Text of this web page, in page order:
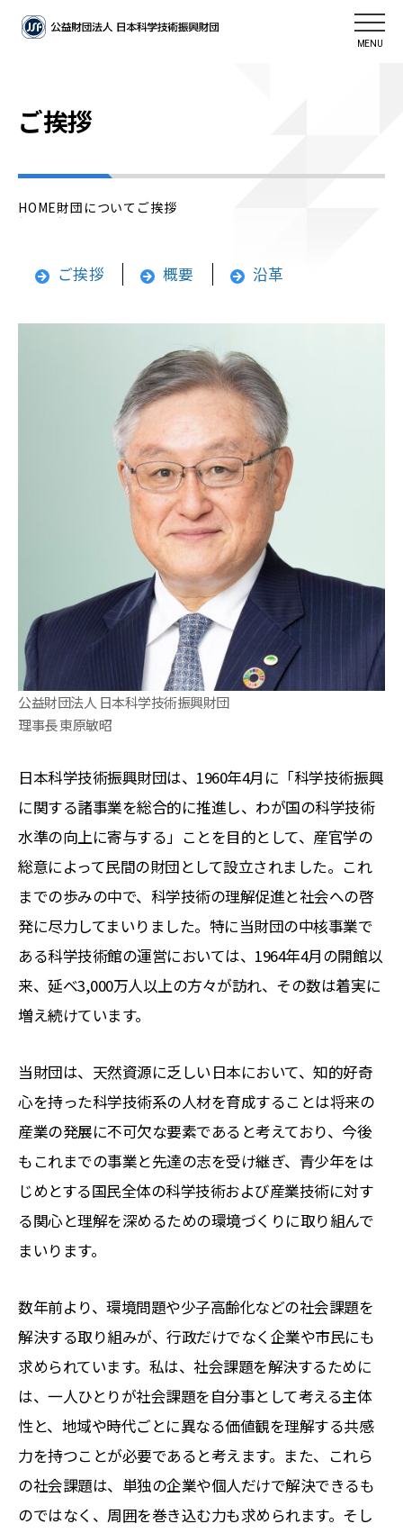
MENU
ご挨拶
HOME財団について ご挨拶
ご挨拶 概要 沿革
公益財団法人 日本科学技術振興財団
理事長 東原敏昭
日本科学技術振興財団は、1960年4月に「科学技術振興
に関する諸事業を総合的に推進し、わが国の科学技術
水準の向上に寄与する」ことを目的として、産官学の
総意によって民間の財団として設立されました。これ
までの歩みの中で、科学技術の理解促進と社会への啓
発に尽力してまいりました。特に当財団の中核事業で
ある科学技術館の運営においては、1964年4月の開館以
来、延べ3,000万人以上の方々が訪れ、その数は着実に
増え続けています。
当財団は、天然資源に乏しい日本において、知的好奇
心を持った科学技術系の人材を育成することは将来の
産業の発展に不可欠な要素であると考えており、今後
もこれまでの事業と先達の志を受け継ぎ、青少年をは
じめとする国民全体の科学技術および産業技術に対す
る関心と理解を深めるための環境づくりに取り組んで
まいります。
数年前より、環境問題や少子高齢化などの社会課題を
解決する取り組みが、行政だけでなく企業や市民にも
求められています。私は、社会課題を解決するために
は、一人ひとりが社会課題を自分事として考える主体
性と、地域や時代ごとに異なる価値観を理解する共感
力を持つことが必要であると考えます。また、これら
の社会課題は、単独の企業や個人だけで解決できるも
のではなく、周囲を巻き込む力も求められます。そし